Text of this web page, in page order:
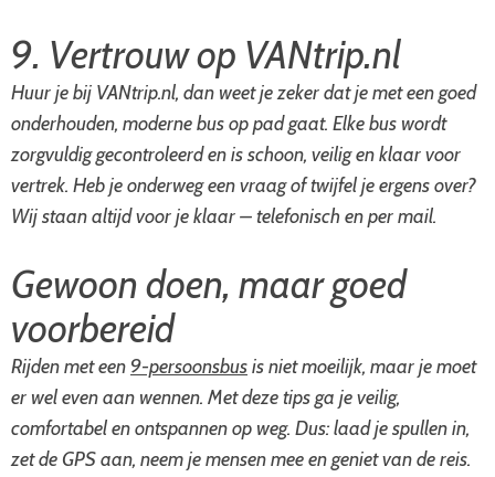
9. Vertrouw op VANtrip.nl
Huur je bij VANtrip.nl, dan weet je zeker dat je met een goed
onderhouden, moderne bus op pad gaat. Elke bus wordt
zorgvuldig gecontroleerd en is schoon, veilig en klaar voor
vertrek. Heb je onderweg een vraag of twijfel je ergens over?
Wij staan altijd voor je klaar – telefonisch en per mail.
Gewoon doen, maar goed
voorbereid
Rijden met een 9-persoonsbusis niet moeilijk, maar je moet
er wel even aan wennen. Met deze tips ga je veilig,
comfortabel en ontspannen op weg. Dus: laad je spullen in,
zet de GPS aan, neem je mensen mee en geniet van de reis.